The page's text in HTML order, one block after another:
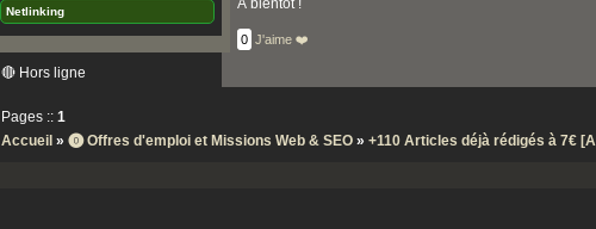
Netlinking À bientôt !
0 J'aime ❤️
🔴 Hors ligne
Pages :: 1
Accueil » ⓿ Offres d'emploi et Missions Web & SEO » +110 Articles déjà rédigés à 7€